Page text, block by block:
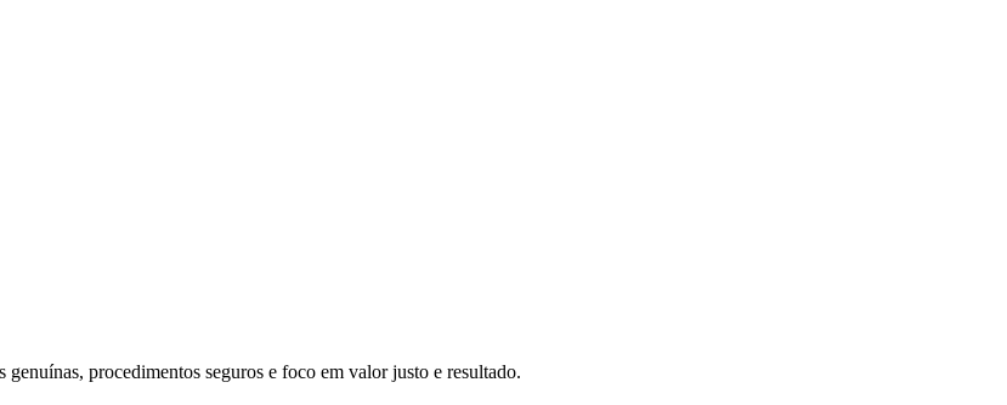
procedimentos seguros e foco em valor justo e resultado.